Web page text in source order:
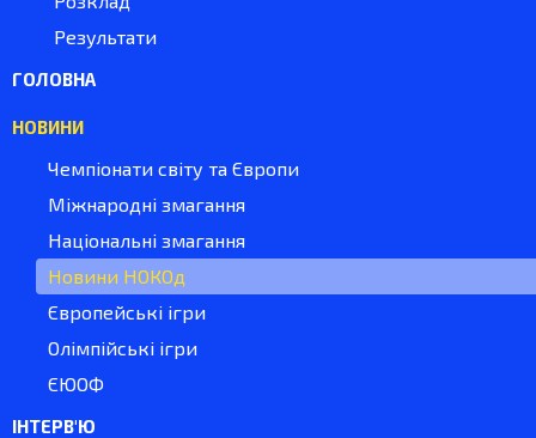
Результати
ГОЛОВНА
НОВИНИ
Чемпіонати світу та Європи
Міжнародні змагання
Національні змагання
Новини НОКОд
Європейські ігри
Олімпійські ігри
ЄЮОФ
ІНТЕРВ'Ю